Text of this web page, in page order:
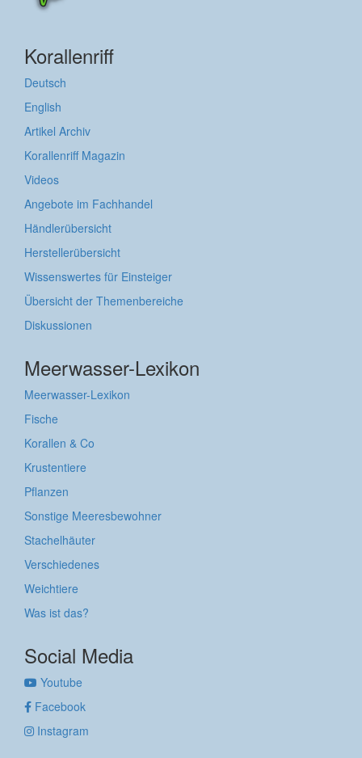
Korallenriff
Deutsch
English
Artikel Archiv
Korallenriff Magazin
Videos
Angebote im Fachhandel
Händlerübersicht
Herstellerübersicht
Wissenswertes für Einsteiger
Übersicht der Themenbereiche
Diskussionen
Meerwasser-Lexikon
Meerwasser-Lexikon
Fische
Korallen & Co
Krustentiere
Pflanzen
Sonstige Meeresbewohner
Stachelhäuter
Verschiedenes
Weichtiere
Was ist das?
Social Media
Youtube
Facebook
Instagram